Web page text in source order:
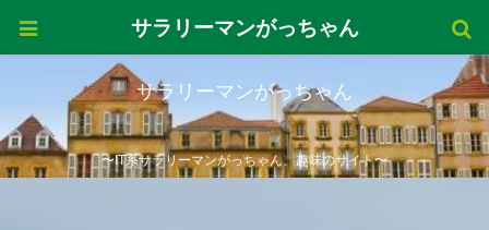
サラリーマンがっちゃん
〜IT系サラリーマンがっちゃん、趣味のサイト〜
サラリーマンがっちゃん